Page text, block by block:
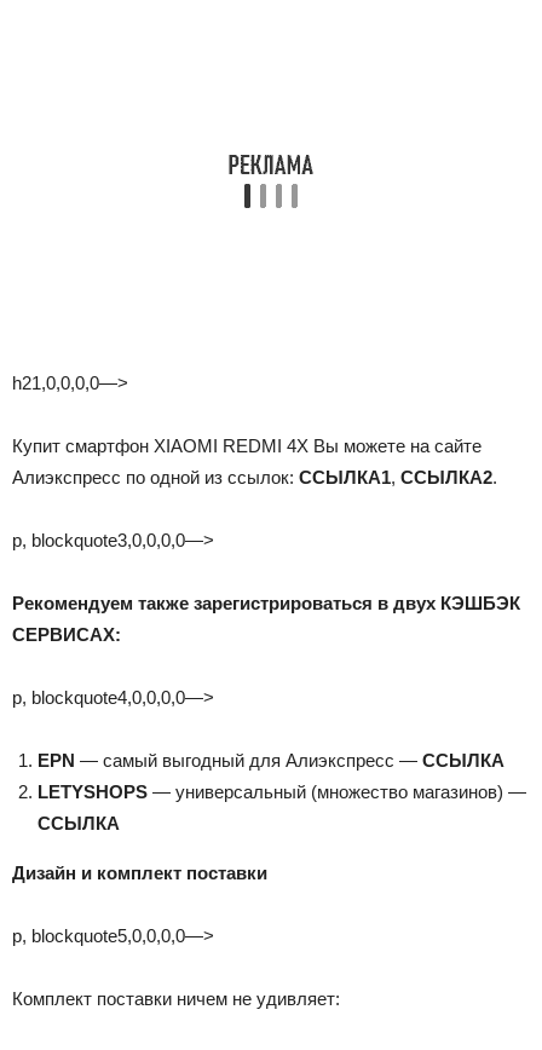
h21,0,0,0,0—>
Купит смартфон XIAOMI REDMI 4X Вы можете на сайте
Алиэкспресс по одной из ссылок: ССЫЛКА1, ССЫЛКА2.
p, blockquote3,0,0,0,0—>
Рекомендуем также зарегистрироваться в двух КЭШБЭК
СЕРВИСАХ:
p, blockquote4,0,0,0,0—>
EPN — самый выгодный для Алиэкспресс — ССЫЛКА
LETYSHOPS — универсальный (множество магазинов) —
ССЫЛКА
Дизайн и комплект поставки
p, blockquote5,0,0,0,0—>
Комплект поставки ничем не удивляет: